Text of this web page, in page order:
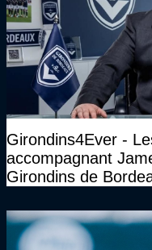
Girondins4Ever -
accompagnant
Girondins de